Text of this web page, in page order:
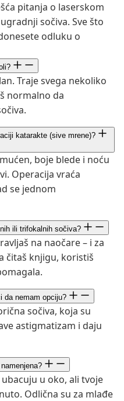
pitanja o laserskom
sočiva. Sve što
odluku o
Traje svega nekoliko
normalno da
katarakte (sive mrene)?
boje blede i noću
Operacija vraća
se jednom
ili trifokalnih sočiva?
na naočare – i za
čitaš knjigu, koristiš
da nemam opciju?
sočiva, koja su
astigmatizam i daju
u oko, ali tvoje
Odlična su za mlađe